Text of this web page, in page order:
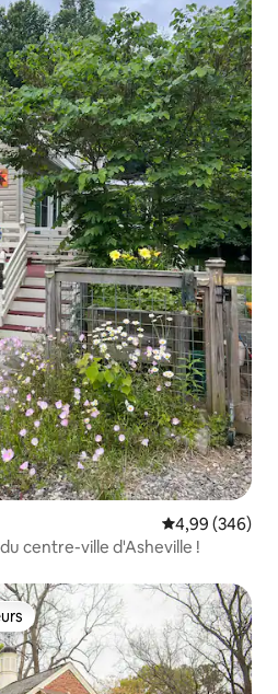
Évaluation
4,99 (346)
centre-ville d'Asheville !
les plus appréciés